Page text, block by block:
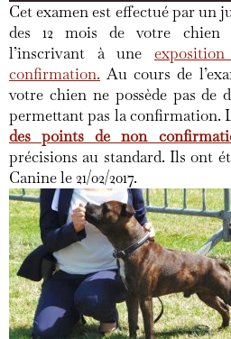
Cet examen est effectué par un
des 12 mois de votre chien
l’inscrivant à une
confirmation. Au cours de
votre chien ne possède pas
permettant pas la confirmation.
des points de non
précisions au standard. Ils ont
Canine le 21/02/2017.